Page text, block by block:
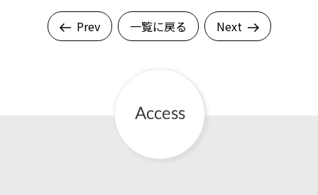
Prev 一覧に戻る Next